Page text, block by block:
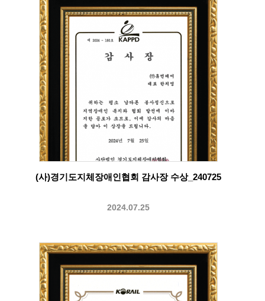
(사)경기도지체장애인협회 감사장 수상_240725
2024.07.25